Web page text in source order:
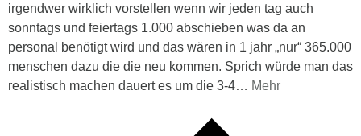
irgendwer wirklich vorstellen wenn wir jeden tag auch
sonntags und feiertags 1.000 abschieben was da an
personal benötigt wird und das wären in 1 jahr „nur“ 365.000
menschen dazu die die neu kommen. Sprich würde man das
realistisch machen dauert es um die 3-4… Mehr